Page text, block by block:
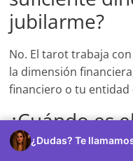
jubilarme?
No. El tarot trabaja
la dimensión
financiero o tu entidad
¿Cuándo es
para hacer
¿Dudas? Te